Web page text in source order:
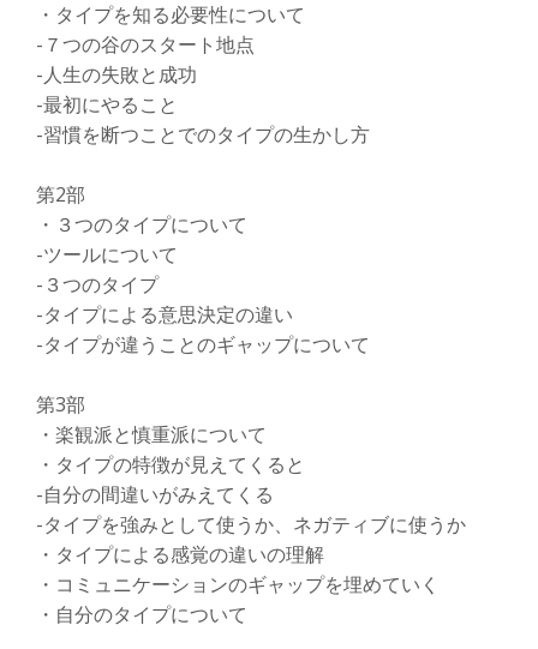
・タイプを知る必要性について
-７つの谷のスタート地点
-人生の失敗と成功
-最初にやること
-習慣を断つことでのタイプの生かし方
第2部
・３つのタイプについて
-ツールについて
-３つのタイプ
-タイプによる意思決定の違い
-タイプが違うことのギャップについて
第3部
・楽観派と慎重派について
・タイプの特徴が見えてくると
-自分の間違いがみえてくる
-タイプを強みとして使うか、ネガティブに使うか
・タイプによる感覚の違いの理解
・コミュニケーションのギャップを埋めていく
・自分のタイプについて